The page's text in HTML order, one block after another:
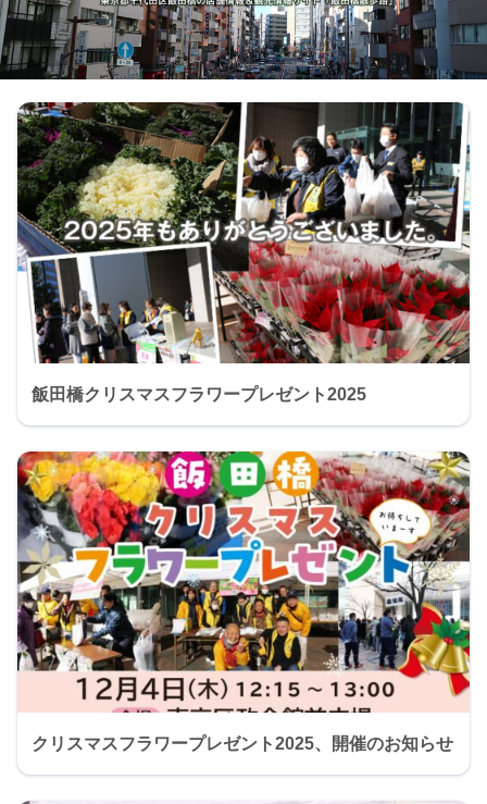
飯田橋クリスマスフラワープレゼント2025
クリスマスフラワープレゼント2025、開催のお知らせ